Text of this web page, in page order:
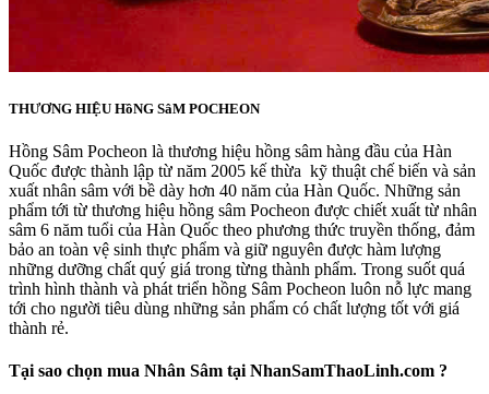
THƯƠNG HIỆU HồNG SâM POCHEON
Hồng Sâm Pocheon là thương hiệu hồng sâm hàng đầu của Hàn
Quốc được thành lập từ năm 2005 kế thừa kỹ thuật chế biến và sản
xuất nhân sâm với bề dày hơn 40 năm của Hàn Quốc. Những sản
phẩm tới từ thương hiệu hồng sâm Pocheon được chiết xuất từ nhân
sâm 6 năm tuổi của Hàn Quốc theo phương thức truyền thống, đảm
bảo an toàn vệ sinh thực phẩm và giữ nguyên được hàm lượng
những dưỡng chất quý giá trong từng thành phẩm. Trong suốt quá
trình hình thành và phát triển hồng Sâm Pocheon luôn nỗ lực mang
tới cho người tiêu dùng những sản phẩm có chất lượng tốt với giá
thành rẻ.
Tại sao chọn mua Nhân Sâm tại NhanSamThaoLinh.com ?